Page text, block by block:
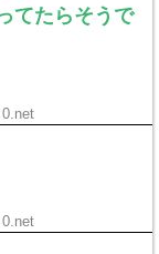
てたらそうで